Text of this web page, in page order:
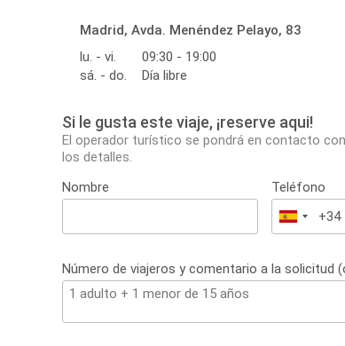
Madrid, Avda. Menéndez Pelayo, 83
lu. - vi.
09:30 - 19:00
sá. - do.
Día libre
Si le gusta este viaje, ¡reserve aqui!
El operador turístico se pondrá en contacto
los detalles.
Nombre
Teléfono
España
+34
Número de viajeros y comentario a la solicitud